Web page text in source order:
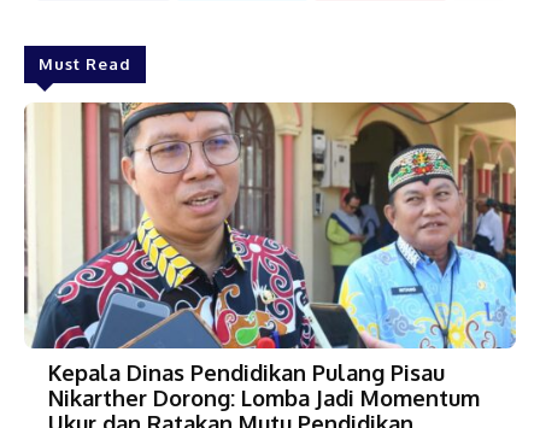
Must Read
Kepala Dinas Pendidikan Pulang Pisau
Nikarther Dorong: Lomba Jadi Momentum